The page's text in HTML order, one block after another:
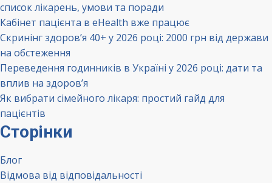
список лікарень, умови та поради
Кабінет пацієнта в eHealth вже працює
Скринінг здоров’я 40+ у 2026 році: 2000 грн від держави
на обстеження
Переведення годинників в Україні у 2026 році: дати та
вплив на здоров’я
Як вибрати сімейного лікаря: простий гайд для
пацієнтів
Сторінки
Блог
Відмова від відповідальності